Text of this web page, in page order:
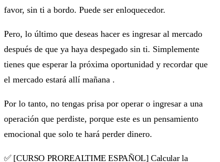
favor, sin ti a bordo. Puede ser enloquecedor.
Pero, lo último que deseas hacer es ingresar al mercado
después de que ya haya despegado sin ti. Simplemente
tienes que esperar la próxima oportunidad y recordar que
el mercado estará allí mañana .
Por lo tanto, no tengas prisa por operar o ingresar a una
operación que perdiste, porque este es un pensamiento
emocional que solo te hará perder dinero.
✅ [CURSO PROREALTIME ESPAÑOL] Calcular la